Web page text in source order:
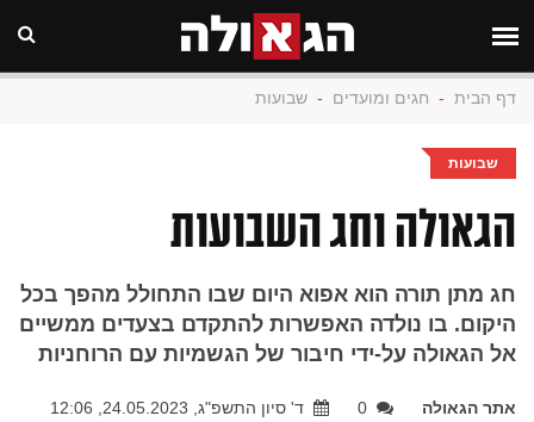
דף הבית - חגים ומועדים - שבועות
שבועות
הגאולה וחג השבועות
חג מתן תורה הוא אפוא היום שבו התחולל מהפך בכל
היקום. בו נולדה האפשרות להתקדם בצעדים ממשיים
אל הגאולה על-ידי חיבור של הגשמיות עם הרוחניות
אתר הגאולה 0 ד' סיון התשפ"ג, 24.05.2023, 12:06